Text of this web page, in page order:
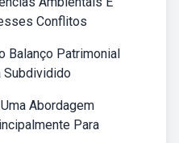
Conflitos
Balanço Patrimonial
Subdividido
Abordagem
Para